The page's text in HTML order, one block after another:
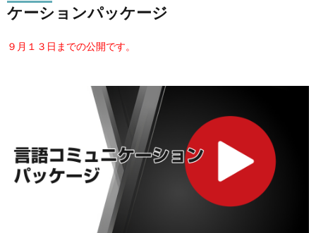
ケーションパッケージ
９月１３日までの公開です。